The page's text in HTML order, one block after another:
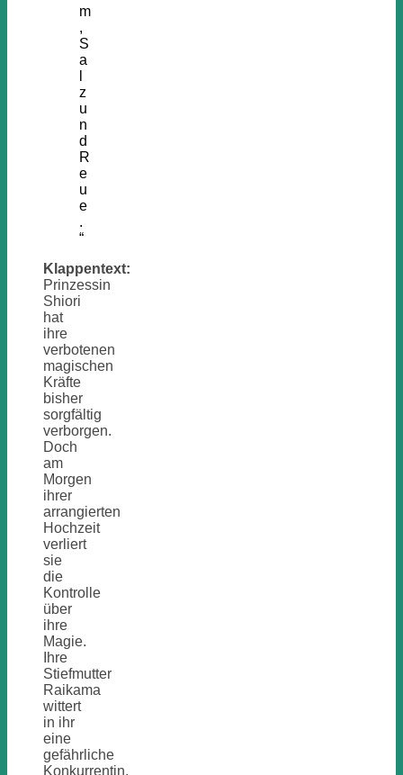
m
,
S
a
z
u
n
d
R
e
u
e
.
“
Klappentext:
Prinzessin
Shiori
hat
ihre
verbotenen
magischen
Kräfte
bisher
sorgfältig
verborgen.
Doch
am
Morgen
ihrer
arrangierten
Hochzeit
verliert
sie
die
Kontrolle
über
ihre
Magie.
Ihre
Stiefmutter
Raikama
wittert
in ihr
eine
gefährliche
Konkurrentin.